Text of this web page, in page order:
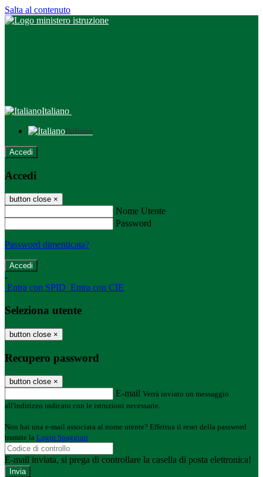
Salta al contenuto
Italiano
Italiano
Accedi
Accedi
button close ×
Nome Utente
Password
Password dimenticata?
-
Entra con SPID Entra con CIE
Seleziona utente
button close ×
Recupero password
button close ×
E-mail Verrà inviato un messaggio
all'indirizzo indicato con le istruzioni necessarie.
Non hai una e-mail associata al nome utente? Effettua il reset della password
tramite la Login Spaggiari
E-mail inviata, si prega di controllare la casella di posta elettronica!